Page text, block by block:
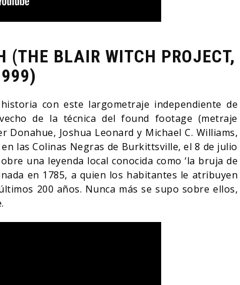
(THE BLAIR WITCH PROJECT,
con este largometraje independiente de
de la técnica del found footage (metraje
Joshua Leonard y Michael C. Williams,
las Colinas Negras de Burkittsville, el 8 de julio
una leyenda local conocida como ‘la bruja de
en 1785, a quien los habitantes le atribuyen
200 años. Nunca más se supo sobre ellos,